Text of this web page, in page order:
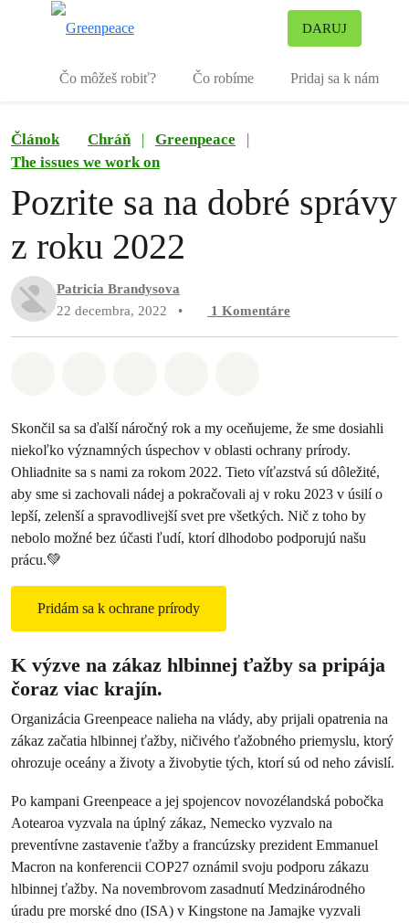
DARUJ
Čo môžeš robiť? Čo robíme Pridaj sa k nám
Článok Chráň | Greenpeace
|
The issues we work on
Pozrite sa na dobré správy
z roku 2022
Patricia Brandysova
22 decembra, 2022
• 1 Komentáre
Skončil sa sa ďalší náročný rok a my oceňujeme, že sme dosiahli
niekoľko významných úspechov v oblasti ochrany prírody.
Ohliadnite sa s nami za rokom 2022. Tieto víťazstvá sú dôležité,
aby sme si zachovali nádej a pokračovali aj v roku 2023 v úsilí o
lepší, zelenší a spravodlivejší svet pre všetkých. Nič z toho by
nebolo možné bez účasti ľudí, ktorí dlhodobo podporujú našu
prácu.💚
Pridám sa k ochrane prírody
K výzve na zákaz hlbinnej ťažby sa pripája
čoraz viac krajín.
Organizácia Greenpeace nalieha na vlády, aby prijali opatrenia na
zákaz začatia hlbinnej ťažby, ničivého ťažobného priemyslu, ktorý
ohrozuje oceány a životy a živobytie tých, ktorí sú od neho závislí.
Po kampani Greenpeace a jej spojencov novozélandská pobočka
Aotearoa vyzvala na úplný zákaz, Nemecko vyzvalo na
preventívne zastavenie ťažby a francúzsky prezident Emmanuel
Macron na konferencii COP27 oznámil svoju podporu zákazu
hlbinnej ťažby. Na novembrovom zasadnutí Medzinárodného
úradu pre morské dno (ISA) v Kingstone na Jamajke vyzvali